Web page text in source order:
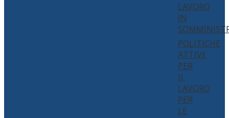
LAVORO
IN
POLITICHE
ATTIVE
PER
IL
LAVORO
PER
LE